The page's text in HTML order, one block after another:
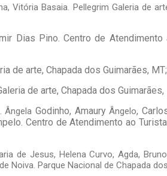
Vitória Basaia. Pellegrim Galeria de
Dias Pino. Centro de Atendimento
de arte, Chapada dos Guimarães, MT;
de arte, Chapada dos Guimarães,
Ângela Godinho, AmauryÂngelo,
Centro de Atendimento ao
de Jesus, Helena Curvo, Agda,
Noiva. Parque Nacional de Chapada